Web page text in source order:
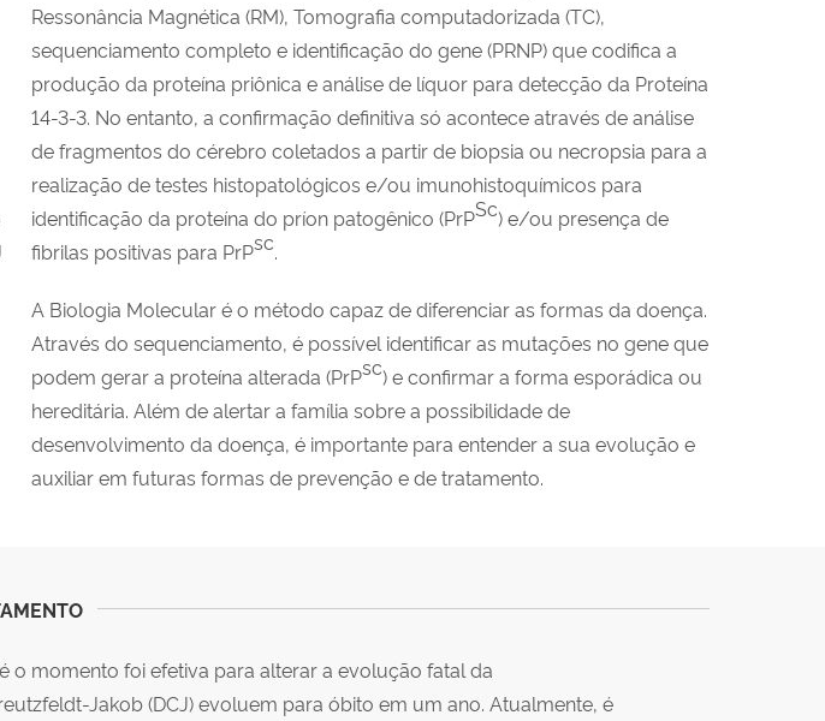
Ressonância Magnética (RM), Tomografia computadorizada (TC),
sequenciamento completo e identificação do gene (PRNP) que codifica a
produção da proteína priônica e análise de líquor para detecção da Proteína
14-3-3. No entanto, a confirmação definitiva só acontece através de análise
de fragmentos do cérebro coletados a partir de biopsia ou necropsia para a
realização de testes histopatológicos e/ou imunohistoquímicos para
identificação da proteína do príon patogênico (PrPSc) e/ou presença de
fibrilas positivas para PrPsc.
A Biologia Molecular é o método capaz de diferenciar as formas da doença.
Através do sequenciamento, é possível identificar as mutações no gene que
podem gerar a proteína alterada (PrPsc) e confirmar a forma esporádica ou
hereditária. Além de alertar a família sobre a possibilidade de
desenvolvimento da doença, é importante para entender a sua evolução e
auxiliar em futuras formas de prevenção e de tratamento.
o momento foi efetiva para alterar a evolução fatal da
Jakob (DCJ) evoluem para óbito em um ano. Atualmente, é